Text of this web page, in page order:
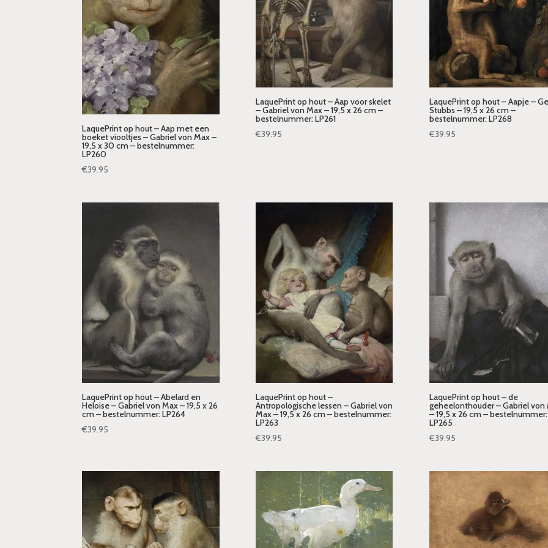
LaquePrint op hout – Aap met een
boeket viooltjes – Gabriel von Max –
19,5 x 30 cm – bestelnummer:
LP260
€39.95
LaquePrint op hout – Aap voor skelet
– Gabriel von Max – 19,5 x 26 cm –
bestelnummer: LP261
€39.95
LaquePrint op hout – Aapje –
Stubbs – 19,5 x 26 cm –
bestelnummer: LP268
€39.95
LaquePrint op hout – Abelard en
Heloise – Gabriel von Max – 19,5 x 26
cm – bestelnummer: LP264
€39.95
LaquePrint op hout –
Antropologische lessen – Gabriel von
Max – 19,5 x 26 cm – bestelnummer:
LP263
€39.95
LaquePrint op hout – de
geheelonthouder – Gabriel von
– 19,5 x 26 cm – bestelnummer:
LP265
€39.95